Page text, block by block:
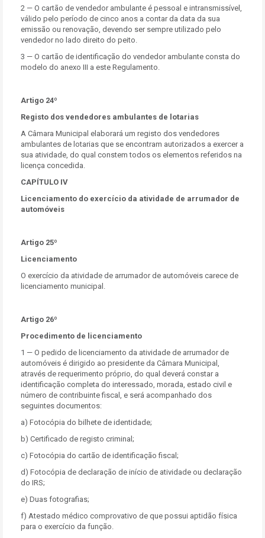
2 — O cartão de vendedor ambulante é pessoal e intransmissível,
válido pelo período de cinco anos a contar da data da sua
emissão ou renovação, devendo ser sempre utilizado pelo
vendedor no lado direito do peito.
3 — O cartão de identificação do vendedor ambulante consta do
modelo do anexo III a este Regulamento.
Artigo 24º
Registo dos vendedores ambulantes de lotarias
A Câmara Municipal elaborará um registo dos vendedores
ambulantes de lotarias que se encontram autorizados a exercer a
sua atividade, do qual constem todos os elementos referidos na
licença concedida.
CAPÍTULO IV
Licenciamento do exercício da atividade de arrumador de
automóveis
Artigo 25º
Licenciamento
O exercício da atividade de arrumador de automóveis carece de
licenciamento municipal.
Artigo 26º
Procedimento de licenciamento
1 — O pedido de licenciamento da atividade de arrumador de
automóveis é dirigido ao presidente da Câmara Municipal,
através de requerimento próprio, do qual deverá constar a
identificação completa do interessado, morada, estado civil e
número de contribuinte fiscal, e será acompanhado dos
seguintes documentos:
a) Fotocópia do bilhete de identidade;
b) Certificado de registo criminal;
c) Fotocópia do cartão de identificação fiscal;
d) Fotocópia de declaração de início de atividade ou declaração
do IRS;
e) Duas fotografias;
f) Atestado médico comprovativo de que possui aptidão física
para o exercício da função.